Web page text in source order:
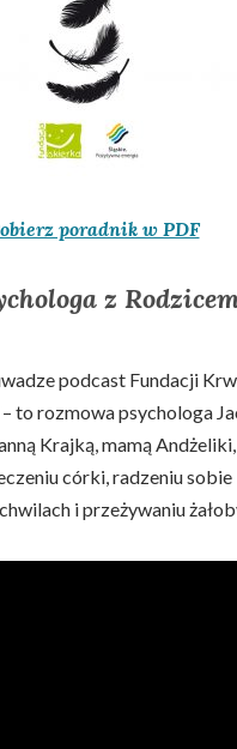
poradnik w PDF
z
podcast Fundacji
to rozmowa psychologa
Krajką, mamą Andżeliki,
córki, radzeniu sobie
i przeżywaniu